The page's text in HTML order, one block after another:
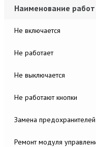
Наименование работ
Не включается
Не работает
Не выключается
Не работают кнопки
Замена предохранителей
Ремонт модуля